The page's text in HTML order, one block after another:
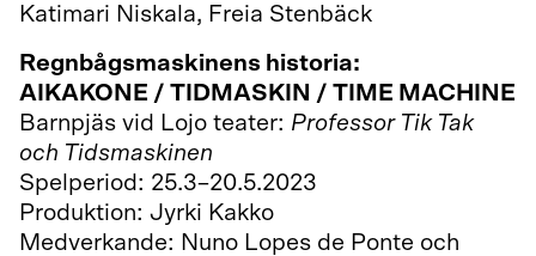
Katimari Niskala, Freia Stenbäck
Regnbågsmaskinens historia:
AIKAKONE / TIDMASKIN / TIME MACHINE
Barnpjäs vid Lojo teater: Professor Tik Tak
och Tidsmaskinen
Spelperiod: 25.3–20.5.2023
Produktion: Jyrki Kakko
Medverkande: Nuno Lopes de Ponte och